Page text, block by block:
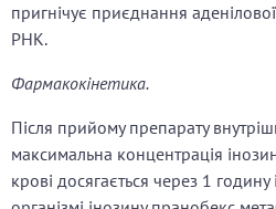
пригнічує приєднання
РНК.
Фармакокінетика.
Після прийому препарату
максимальна концентрація
крові досягається через 1